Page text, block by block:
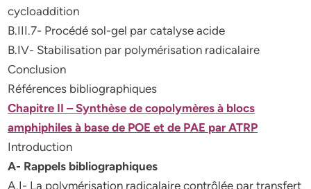
cycloaddition
B.III.7- Procédé sol-gel par catalyse acide
B.IV- Stabilisation par polymérisation radicalaire
Conclusion
Références bibliographiques
Chapitre II – Synthèse de copolymères à blocs
amphiphiles à base de POE et de PAE par ATRP
Introduction
A- Rappels bibliographiques
A.I- La polymérisation radicalaire contrôlée par transfert